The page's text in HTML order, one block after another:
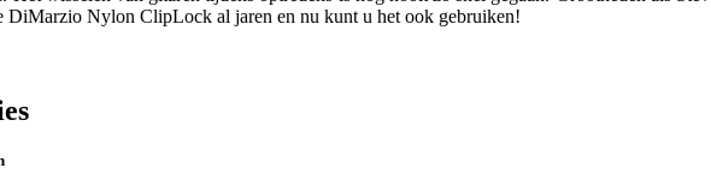
DiMarzio Nylon ClipLock al jaren en nu kunt u het ook gebruiken!